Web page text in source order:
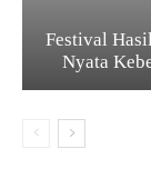
Festival
Nyata